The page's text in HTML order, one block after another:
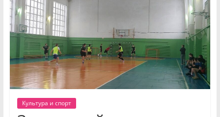
Культура и спорт